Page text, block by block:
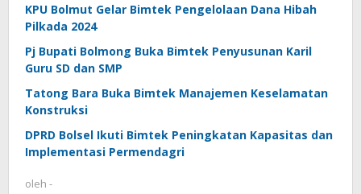
KPU Bolmut Gelar Bimtek Pengelolaan Dana Hibah
Pilkada 2024
Pj Bupati Bolmong Buka Bimtek Penyusunan Karil
Guru SD dan SMP
Tatong Bara Buka Bimtek Manajemen Keselamatan
Konstruksi
DPRD Bolsel Ikuti Bimtek Peningkatan Kapasitas dan
Implementasi Permendagri
oleh -